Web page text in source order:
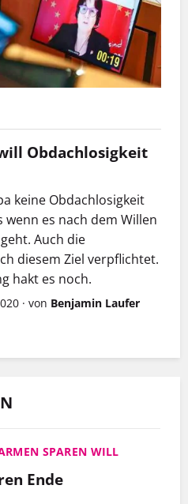
Obdachlosigkeit
keine Obdachlosigkeit
es nach dem Willen
Auch die
diesem Ziel verpflichtet.
hakt es noch.
· von Benjamin Laufer
SPAREN WILL
Ende